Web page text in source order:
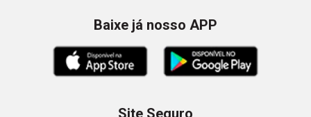
Baixe já nosso APP